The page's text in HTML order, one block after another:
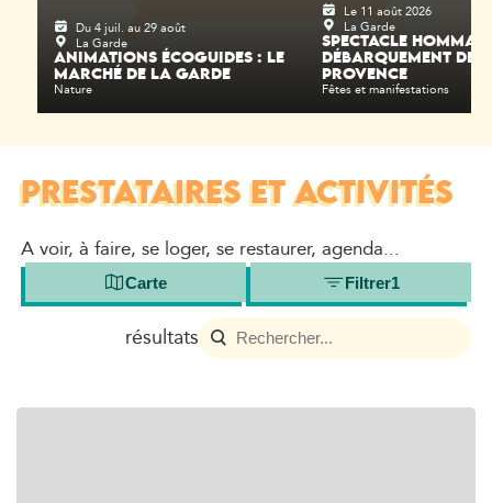
Du 4 juil. au 29 août
La Garde
ANIMATIONS ÉCOGUIDES : LE
MARCHÉ DE LA GARDE
Nature
Le 11 août 2026
La Garde
SPECTACLE
DÉBARQUEMENT DE
PROVENCE
Fêtes et manifestations
PRESTATAIRES ET ACTIVITÉS
A voir, à faire, se loger, se restaurer, agenda...
Carte Filtrer1
résultats